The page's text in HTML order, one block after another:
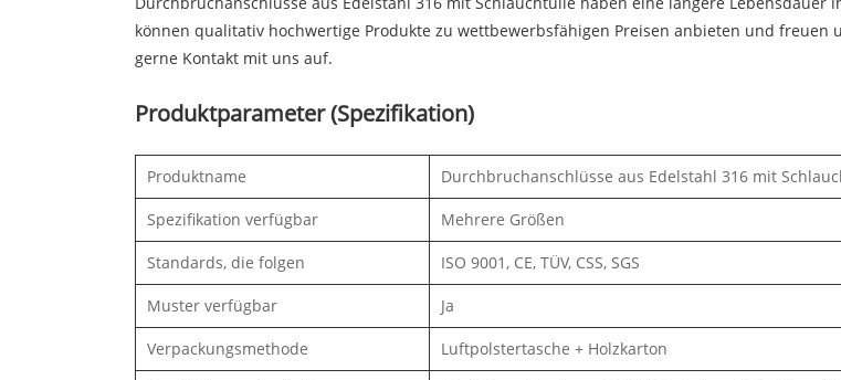
können qualitativ hochwertige Produkte zu wettbewerbsfähigen Preisen anbieten und
gerne Kontakt mit uns auf.
Produktparameter (Spezifikation)
Produktname Durchbruchanschlüsse aus Edelstahl 316 mit
Spezifikation verfügbar Mehrere Größen
Standards, die folgen ISO 9001, CE, TÜV, CSS, SGS
Muster verfügbar Ja
Verpackungsmethode Luftpolstertasche + Holzkarton